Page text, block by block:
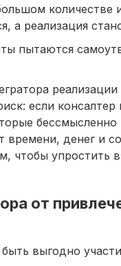
а реализация
пытаются
если
времени, денег и
чтобы упростить
от
выгодно